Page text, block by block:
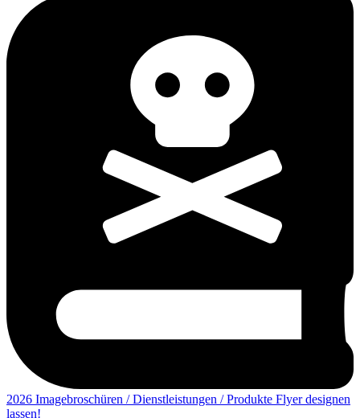
2026 Imagebroschüren / Dienstleistungen / Produkte Flyer designen
lassen!